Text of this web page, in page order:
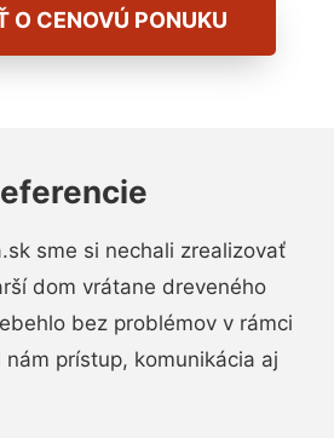
O CENOVÚ PONUKU
sme si nechali zrealizovať
dom vrátane dreveného
bez problémov v rámci
prístup, komunikácia aj